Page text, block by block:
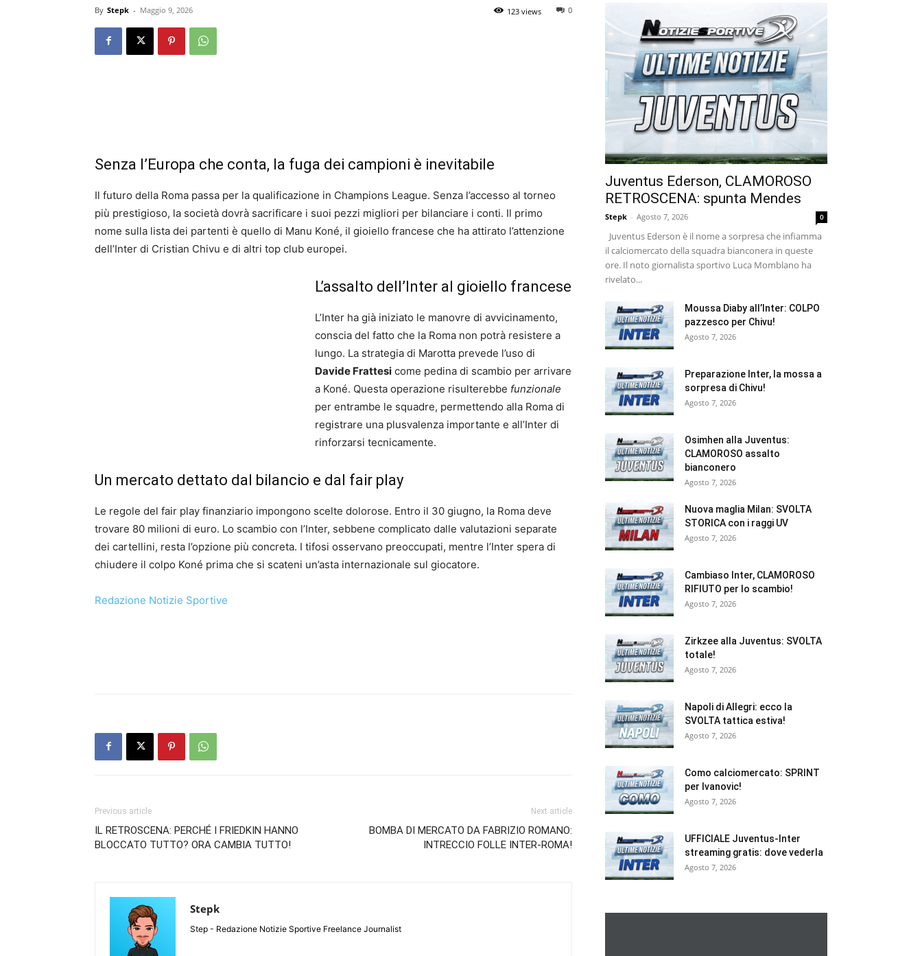
By Stepk - Maggio 9, 2026 0
123 views
Senza l’Europa che conta, la fuga dei campioni è inevitabile
Il futuro della Roma passa per la qualificazione in Champions League. Senza l’accesso al torneo
più prestigioso, la società dovrà sacrificare i suoi pezzi migliori per bilanciare i conti. Il primo
nome sulla lista dei partenti è quello di Manu Koné, il gioiello francese che ha attirato l’attenzione
dell’Inter di Cristian Chivu e di altri top club europei.
L’assalto dell’Inter al gioiello francese
L’Inter ha già iniziato le manovre di avvicinamento,
conscia del fatto che la Roma non potrà resistere a
lungo. La strategia di Marotta prevede l’uso di
Davide Frattesi come pedina di scambio per arrivare
a Koné. Questa operazione risulterebbe funzionale
per entrambe le squadre, permettendo alla Roma di
registrare una plusvalenza importante e all’Inter di
rinforzarsi tecnicamente.
Un mercato dettato dal bilancio e dal fair play
Le regole del fair play finanziario impongono scelte dolorose. Entro il 30 giugno, la Roma deve
trovare 80 milioni di euro. Lo scambio con l’Inter, sebbene complicato dalle valutazioni separate
dei cartellini, resta l’opzione più concreta. I tifosi osservano preoccupati, mentre l’Inter spera di
chiudere il colpo Koné prima che si scateni un’asta internazionale sul giocatore.
Redazione Notizie Sportive
Previous article
IL RETROSCENA: PERCHÉ I FRIEDKIN HANNO
BLOCCATO TUTTO? ORA CAMBIA TUTTO!
Next article
BOMBA DI MERCATO DA FABRIZIO ROMANO:
INTRECCIO FOLLE INTER-ROMA!
Stepk
Step - Redazione Notizie Sportive Freelance Journalist
Juventus Ederson, CLAMOROSO
RETROSCENA: spunta Mendes
Stepk - Agosto 7, 2026 0
Juventus Ederson è il nome a sorpresa che infiamma
il calciomercato della squadra bianconera in queste
ore. Il noto giornalista sportivo Luca Momblano ha
rivelato...
Moussa Diaby all’Inter: COLPO
pazzesco per Chivu!
Agosto 7, 2026
Preparazione Inter, la mossa a
sorpresa di Chivu!
Agosto 7, 2026
Osimhen alla Juventus:
CLAMOROSO assalto
bianconero
Agosto 7, 2026
Nuova maglia Milan: SVOLTA
STORICA con i raggi UV
Agosto 7, 2026
Cambiaso Inter, CLAMOROSO
RIFIUTO per lo scambio!
Agosto 7, 2026
Zirkzee alla Juventus: SVOLTA
totale!
Agosto 7, 2026
Napoli di Allegri: ecco la
SVOLTA tattica estiva!
Agosto 7, 2026
Como calciomercato: SPRINT
per Ivanovic!
Agosto 7, 2026
UFFICIALE Juventus-Inter
streaming gratis: dove vederla
Agosto 7, 2026